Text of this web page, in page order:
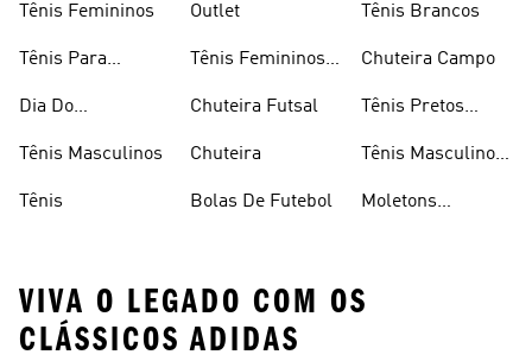
Tênis Femininos
Tênis Para
Dia Do
Tênis Masculinos
Tênis
Outlet
Tênis Femininos
Chuteira Futsal
Chuteira
Bolas De Futebol
Tênis Brancos
Chuteira Campo
Tênis Pretos
Tênis Masculino
Moletons
VIVA O LEGADO COM OS
CLÁSSICOS ADIDAS